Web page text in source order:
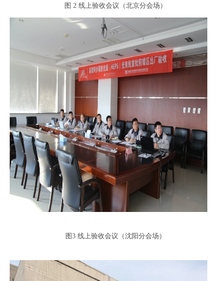
图 2 线上验收会议（北京分会场）
图3 线上验收会议（沈阳分会场）